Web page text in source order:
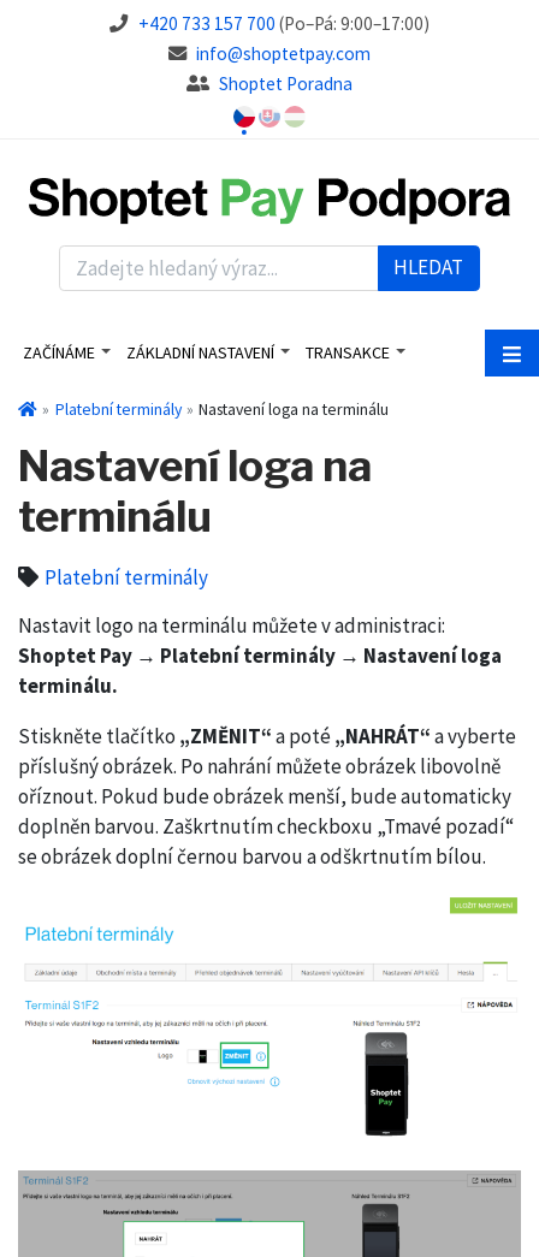
+420 733 157 700 (Po–Pá: 9:00–17:00)
info@shoptetpay.com
Shoptet Poradna
HLEDAT
ZAČÍNÁME ZÁKLADNÍ NASTAVENÍ TRANSAKCE
Platební terminály Nastavení loga na terminálu
Nastavení loga na
terminálu
Platební terminály
Nastavit logo na terminálu můžete v administraci:
Shoptet Pay → Platební terminály → Nastavení loga
terminálu.
Stiskněte tlačítko „ZMĚNIT“a poté„NAHRÁT“a vyberte
příslušný obrázek. Po nahrání můžete obrázek libovolně
oříznout. Pokud bude obrázek menší, bude automaticky
doplněn barvou. Zaškrtnutím checkboxu „Tmavé pozadí“
se obrázek doplní černou barvou a odškrtnutím bílou.